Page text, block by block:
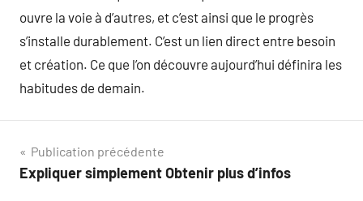
ouvre la voie à d’autres, et c’est ainsi que le progrès
s’installe durablement. C’est un lien direct entre besoin
et création. Ce que l’on découvre aujourd’hui définira les
habitudes de demain.
Navigation
de
Publication précédente
Expliquer simplement Obtenir plus d’infos